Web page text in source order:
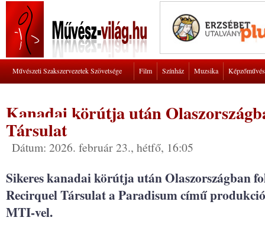
Művészeti Szakszervezetek Szövetsége Film Színház Muzsika
Kanadai körútja után
Társulat
Dátum: 2026. február 23., hétfő, 16:05
Sikeres kanadai körútja után Olaszországban
Recirquel Társulat a Paradisum című
MTI-vel.